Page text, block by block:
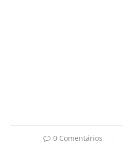
0 Comentários